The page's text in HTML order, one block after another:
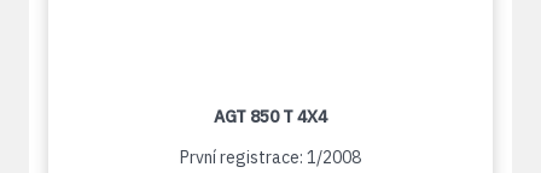
AGT 850 T 4X4
První registrace: 1/2008